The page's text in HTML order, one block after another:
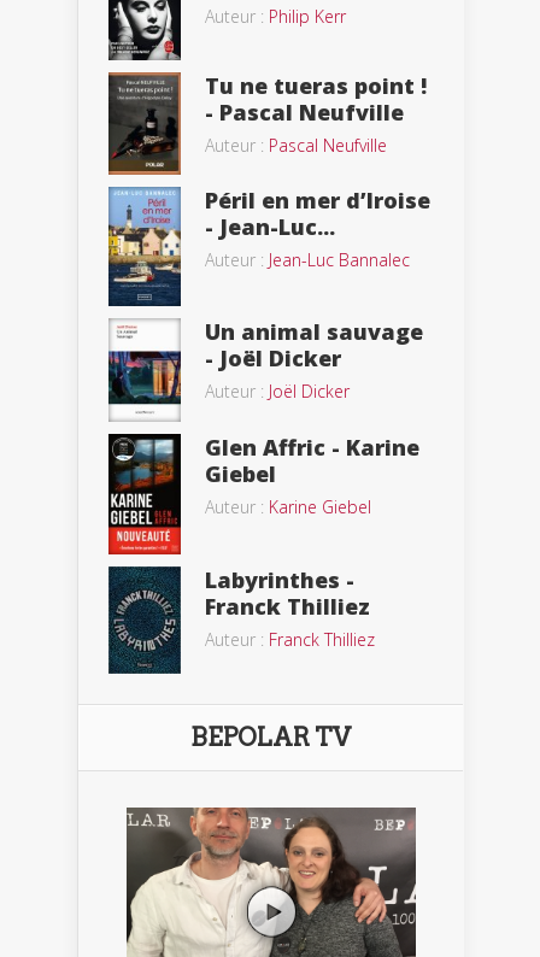
Auteur : Philip Kerr
Tu ne tueras point !
- Pascal Neufville
Auteur : Pascal Neufville
Péril en mer d’Iroise
- Jean-Luc...
Auteur : Jean-Luc Bannalec
Un animal sauvage
- Joël Dicker
Auteur : Joël Dicker
Glen Affric - Karine
Giebel
Auteur : Karine Giebel
Labyrinthes -
Franck Thilliez
Auteur : Franck Thilliez
BEPOLAR TV